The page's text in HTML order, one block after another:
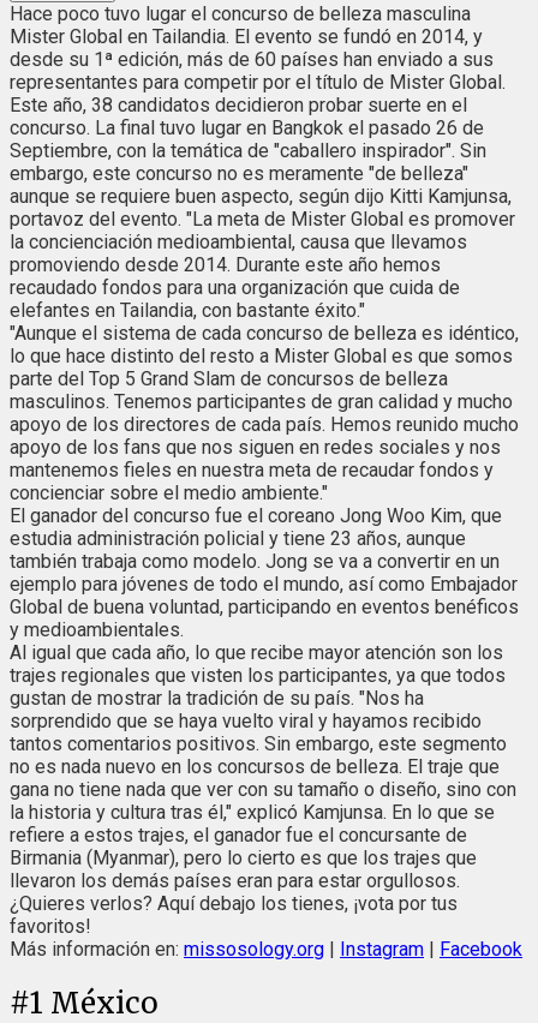
Hace poco tuvo lugar el concurso de belleza masculina
Mister Global en Tailandia. El evento se fundó en 2014, y
desde su 1ª edición, más de 60 países han enviado a sus
representantes para competir por el título de Mister Global.
Este año, 38 candidatos decidieron probar suerte en el
concurso. La final tuvo lugar en Bangkok el pasado 26 de
Septiembre, con la temática de "caballero inspirador". Sin
embargo, este concurso no es meramente "de belleza"
aunque se requiere buen aspecto, según dijo Kitti Kamjunsa,
portavoz del evento. "La meta de Mister Global es promover
la concienciación medioambiental, causa que llevamos
promoviendo desde 2014. Durante este año hemos
recaudado fondos para una organización que cuida de
elefantes en Tailandia, con bastante éxito."
"Aunque el sistema de cada concurso de belleza es idéntico,
lo que hace distinto del resto a Mister Global es que somos
parte del Top 5 Grand Slam de concursos de belleza
masculinos. Tenemos participantes de gran calidad y mucho
apoyo de los directores de cada país. Hemos reunido mucho
apoyo de los fans que nos siguen en redes sociales y nos
mantenemos fieles en nuestra meta de recaudar fondos y
concienciar sobre el medio ambiente."
El ganador del concurso fue el coreano Jong Woo Kim, que
estudia administración policial y tiene 23 años, aunque
también trabaja como modelo. Jong se va a convertir en un
ejemplo para jóvenes de todo el mundo, así como Embajador
Global de buena voluntad, participando en eventos benéficos
y medioambientales.
Al igual que cada año, lo que recibe mayor atención son los
trajes regionales que visten los participantes, ya que todos
gustan de mostrar la tradición de su país. "Nos ha
sorprendido que se haya vuelto viral y hayamos recibido
tantos comentarios positivos. Sin embargo, este segmento
no es nada nuevo en los concursos de belleza. El traje que
gana no tiene nada que ver con su tamaño o diseño, sino con
la historia y cultura tras él," explicó Kamjunsa. En lo que se
refiere a estos trajes, el ganador fue el concursante de
Birmania (Myanmar), pero lo cierto es que los trajes que
llevaron los demás países eran para estar orgullosos.
¿Quieres verlos? Aquí debajo los tienes, ¡vota por tus
favoritos!
Más información en: missosology.org | Instagram | Facebook
#1 México